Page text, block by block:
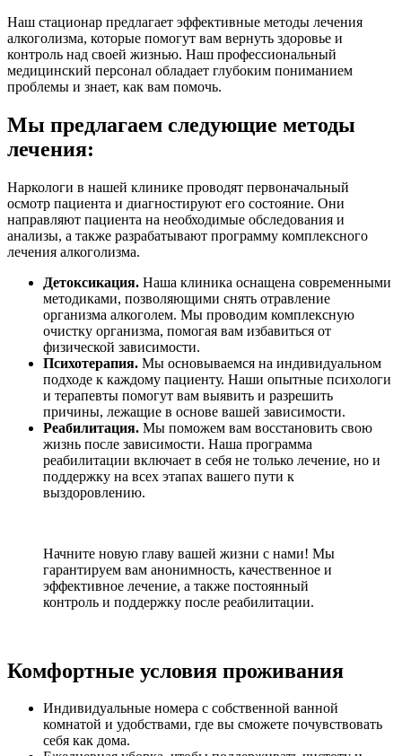
Наш стационар предлагает эффективные методы лечения
алкоголизма, которые помогут вам вернуть здоровье и
контроль над своей жизнью. Наш профессиональный
медицинский персонал обладает глубоким пониманием
проблемы и знает, как вам помочь.
Мы предлагаем следующие методы
лечения:
Наркологи в нашей клинике проводят первоначальный
осмотр пациента и диагностируют его состояние. Они
направляют пациента на необходимые обследования и
анализы, а также разрабатывают программу комплексного
лечения алкоголизма.
Детоксикация. Наша клиника оснащена современными
методиками, позволяющими снять отравление
организма алкоголем. Мы проводим комплексную
очистку организма, помогая вам избавиться от
физической зависимости.
Психотерапия. Мы основываемся на индивидуальном
подходе к каждому пациенту. Наши опытные психологи
и терапевты помогут вам выявить и разрешить
причины, лежащие в основе вашей зависимости.
Реабилитация. Мы поможем вам восстановить свою
жизнь после зависимости. Наша программа
реабилитации включает в себя не только лечение, но и
поддержку на всех этапах вашего пути к
выздоровлению.
Начните новую главу вашей жизни с нами! Мы
гарантируем вам анонимность, качественное и
эффективное лечение, а также постоянный
контроль и поддержку после реабилитации.
Комфортные условия проживания
Индивидуальные номера с собственной ванной
комнатой и удобствами, где вы сможете почувствовать
себя как дома.